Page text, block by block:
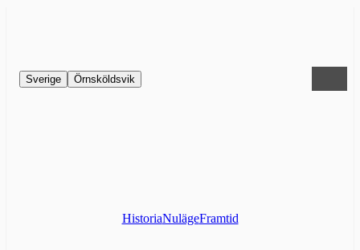
Sverige Örnsköldsvik
HistoriaNulägeFramtid